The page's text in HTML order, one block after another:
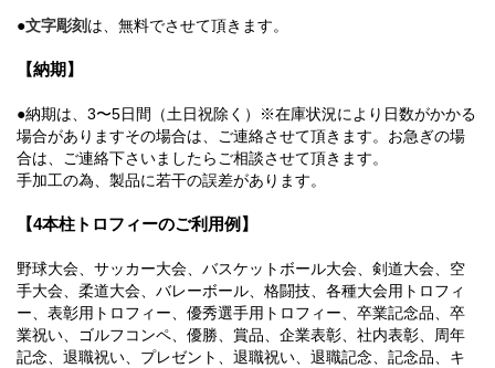
●文字彫刻は、無料でさせて頂きます。
【納期】
●納期は、3〜5日間（土日祝除く）※在庫状況により日数がかかる
場合がありますその場合は、ご連絡させて頂きます。お急ぎの場
合は、ご連絡下さいましたらご相談させて頂きます。
手加工の為、製品に若干の誤差があります。
【4本柱トロフィーのご利用例】
野球大会、サッカー大会、バスケットボール大会、剣道大会、空
手大会、柔道大会、バレーボール、格闘技、各種大会用トロフィ
ー、表彰用トロフィー、優秀選手用トロフィー、卒業記念品、卒
業祝い、ゴルフコンペ、優勝、賞品、企業表彰、社内表彰、周年
記念、退職祝い、プレゼント、退職祝い、退職記念、記念品、キ